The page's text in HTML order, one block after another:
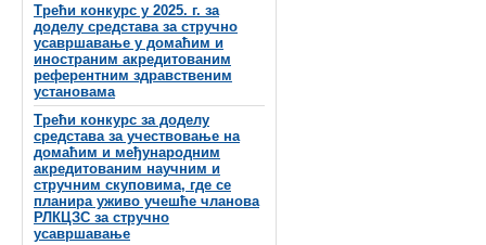
Трећи конкурс у 2025. г. за
доделу средстава за стручно
усавршавање у домаћим и
иностраним акредитованим
референтним здравственим
установама
Трећи конкурс за доделу
средстава за учествовање на
домаћим и међународним
акредитованим научним и
стручним скуповима, где се
планира уживо учешће чланова
РЛКЦЗС за стручно
усавршавање